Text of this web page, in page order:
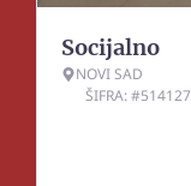
Socijalno
NOVI SAD
ŠIFRA: #514127